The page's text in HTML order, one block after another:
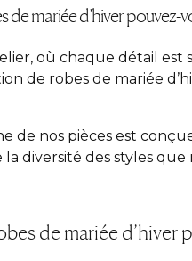
de mariée d’hiver
où chaque détail
robes de mariée
de nos pièces est
diversité des styles
de mariée d’hiver